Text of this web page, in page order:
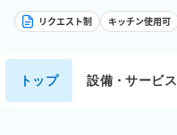
リクエスト制 キッチン使用可
トップ 設備・サービス